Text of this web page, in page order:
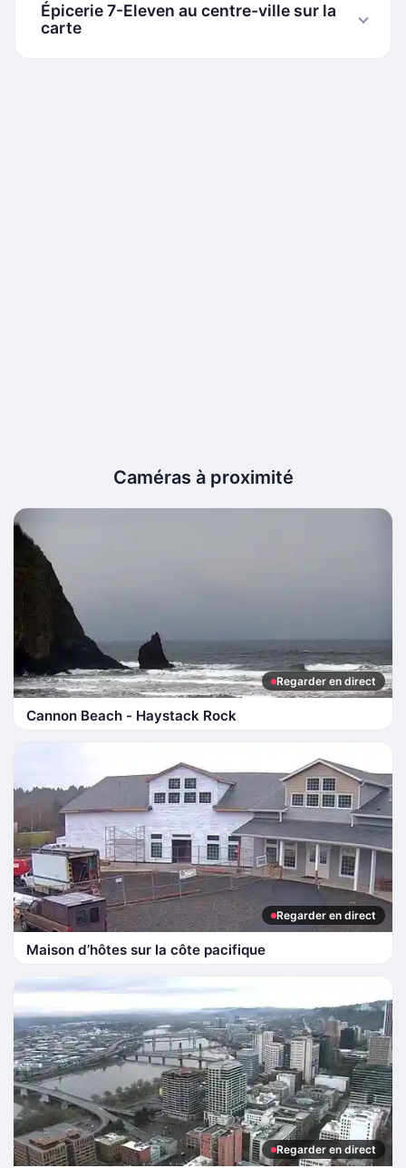
Épicerie 7-Eleven au centre-ville sur la
carte
Caméras à proximité
Regarder en direct
Cannon Beach - Haystack Rock
Regarder en direct
Maison d’hôtes sur la côte pacifique
Regarder en direct